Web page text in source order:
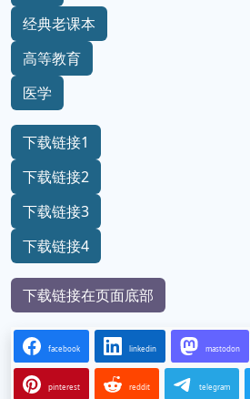
经典老课本
高等教育
医学
下载链接1
下载链接2
下载链接3
下载链接4
下载链接在页面底部
facebook linkedin mastodon
pinterest reddit telegram